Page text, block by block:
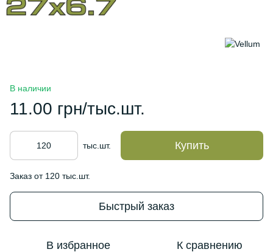
В наличии
11.00 грн/тыс.шт.
тыс.шт. Купить
Заказ от 120 тыс.шт.
Быстрый заказ
В избранное К сравнению